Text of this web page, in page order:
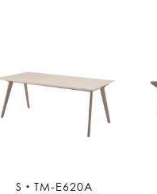
S・TM-E620A